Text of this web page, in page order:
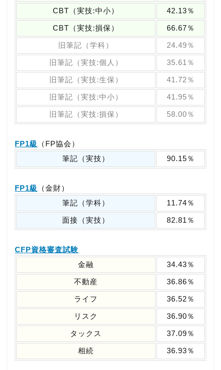
CBT（実技:中小） 42.13％
CBT（実技:損保） 66.67％
旧筆記（学科） 24.49％
旧筆記（実技:個人） 35.61％
旧筆記（実技:生保） 41.72％
旧筆記（実技:中小） 41.95％
旧筆記（実技:損保） 58.00％
FP1級
（FP協会）
筆記（実技）
90.15％
FP1級
（金財）
筆記（学科）
11.74％
面接（実技） 82.81％
CFP資格審査試験
金融
34.43％
不動産 36.86％
ライフ 36.52％
リスク 36.90％
タックス 37.09％
相続 36.93％